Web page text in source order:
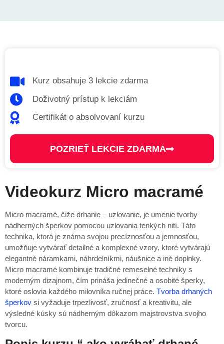
Videokurz Micro macramé
Micro macramé, čiže drhanie – uzlovanie, je umenie tvorby
nádherných šperkov pomocou uzlovania tenkých nití. Táto
technika, ktorá je známa svojou precíznosťou a jemnosťou,
umožňuje vytvárať detailné a komplexné vzory, ktoré vytvárajú
elegantné náramkami, náhrdelníkmi, náušnice a iné doplnky.
Micro macramé kombinuje tradičné remeselné techniky s
moderným dizajnom, čím prináša jedinečné a osobité šperky,
ktoré oslovia každého milovníka ručnej práce. Tvorba drhaných
šperkov si vyžaduje trpezlivosť, zručnosť a kreativitu, ale
výsledné kúsky sú nádherným dôkazom majstrovstva svojho
tvorcu.
Kurz obsahuje 3 lekcie zdarma
Doživotný prístup k lekciám
Certifikát o absolvovaní kurzu
POZRIEŤ LEKCIE ZDARMA